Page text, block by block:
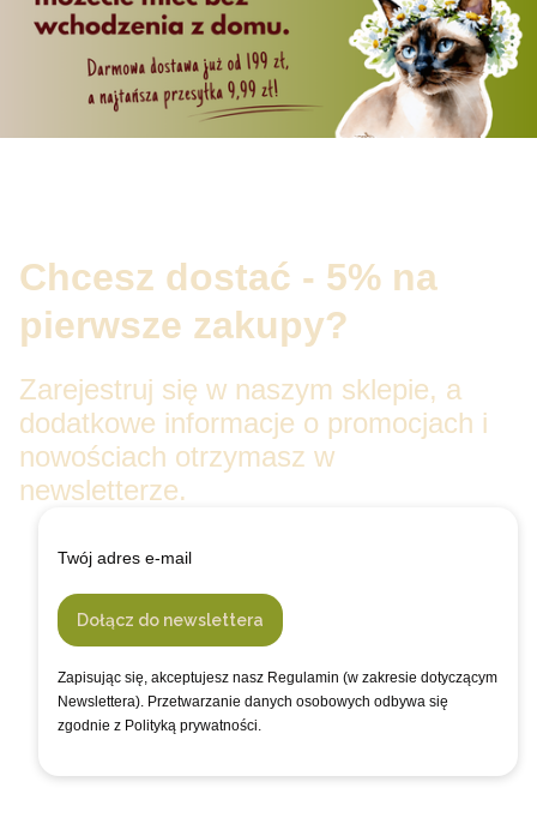
Chcesz dostać - 5% na
pierwsze zakupy?
Zarejestruj się w naszym sklepie, a
dodatkowe informacje o promocjach i
nowościach otrzymasz w
newsletterze.
Twój adres e-mail
Dołącz do newslettera
Zapisując się, akceptujesz nasz Regulamin (w zakresie dotyczącym
Newslettera). Przetwarzanie danych osobowych odbywa się
zgodnie z Polityką prywatności.